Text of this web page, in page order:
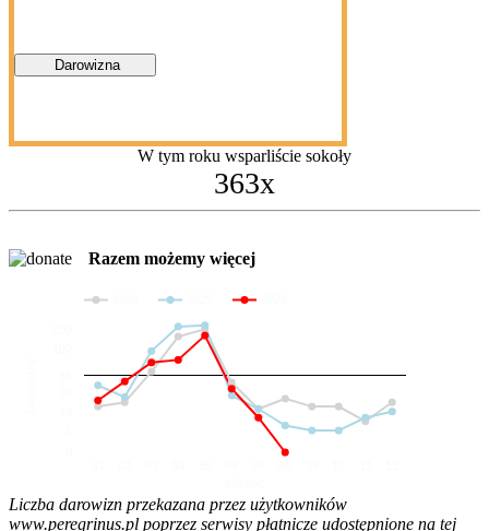
Darowizna
W tym roku wsparliście sokoły
363x
Razem możemy więcej
Liczba darowizn przekazana przez użytkowników
www.peregrinus.pl poprzez serwisy płatnicze udostępnione na tej